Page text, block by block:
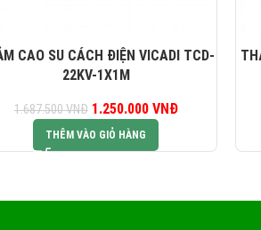
CAO SU CÁCH ĐIỆN VICADI TCD-
22KV-1X1M
1.687.500VNĐ
Giá gốc là:
1.687.500 VNĐ.
1.250.000 VNĐ
THÊM VÀO GIỎ HÀNG